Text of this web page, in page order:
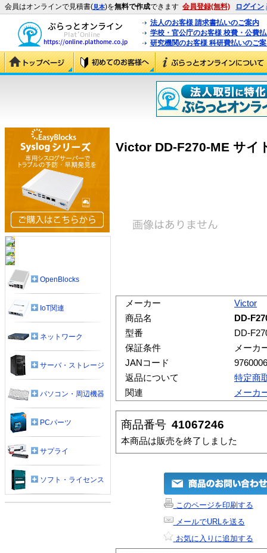
会員はオンラインで見積書(見本)を無料で作成できます 会員登録(無料) ログイン
法人のお客様 請求書払いのご案内
学校・官公庁のお客様 校費・公費
研究機関のお客様 科研費払いのご
Victor DD-F270-ME サイ
メーカー
Victor
商品名
DD-
型番
DD-
保証条件
メーカ
JANコード
返品について
特定商
関連
メーカ
商品番号 41067246
本商品は販売を終了しました
このページを印刷する
メールでURLを送る
お気に入りに追加する
OpenBlocks
IoT関連
ネットワーク
サーバ・ストレージ
パソコン・周辺機器
PCパーツ
サプライ
ソフト・ライセンス